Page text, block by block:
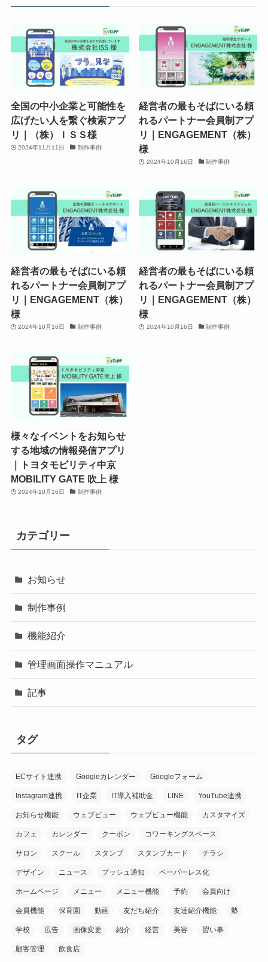
全国の中小企業と可能性を
広げたい人を繋ぐ検索アプ
リ｜（株）ＩＳＳ様
2024年11月11日 制作事例
経営者の最もそばにいる頼
れるパートナー会員制アプ
リ｜ENGAGEMENT（株）
様
2024年10月16日 制作事例
経営者の最もそばにいる頼
れるパートナー会員制アプ
リ｜ENGAGEMENT（株）
様
2024年10月16日 制作事例
経営者の最もそばにいる頼
れるパートナー会員制アプ
リ｜ENGAGEMENT（株）
様
2024年10月16日 制作事例
様々なイベントをお知らせ
する地域の情報発信アプリ
｜トヨタモビリティ中京
MOBILITY GATE 吹上 様
2024年10月16日 制作事例
カテゴリー
お知らせ
制作事例
機能紹介
管理画面操作マニュアル
記事
タグ
ECサイト連携 Googleカレンダー Googleフォーム
Instagram連携 IT企業 IT導入補助金 LINE YouTube連携
お知らせ機能 ウェブビュー ウェブビュー機能 カスタマイズ
カフェ カレンダー クーポン コワーキングスペース
サロン スクール スタンプ スタンプカード チラシ
デザイン ニュース プッシュ通知 ペーパーレス化
ホームページ メニュー メニュー機能 予約 会員向け
会員機能 保育園 動画 友だち紹介 友達紹介機能 塾
学校 広告 画像変更 紹介 経営 美容 習い事
顧客管理 飲食店